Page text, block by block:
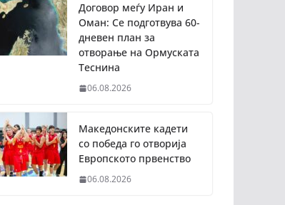
Договор меѓу Иран и
Оман: Се подготвува 60-
дневен план за
отворање на Ормуската
Теснина
06.08.2026
Македонските кадети
со победа го отворија
Европското првенство
06.08.2026